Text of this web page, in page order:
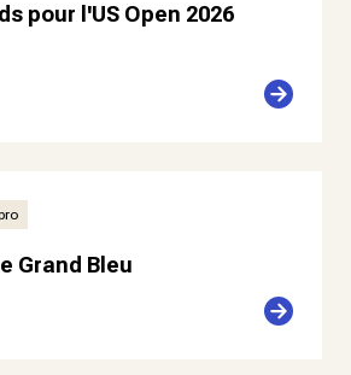
pour l'US Open 2026
Grand Bleu